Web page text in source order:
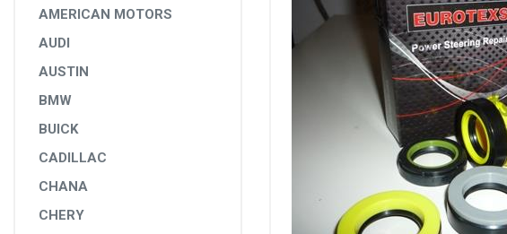
POMPA YEDEK PARÇALARI
DİĞER YEDEK PARÇALAR
EPS YEDEK PARÇALARI
RULMANLAR
KÖRÜK VE KELEPÇELER
AMERICAN MOTORS
AUDI
AUSTIN
BMW
BUICK
CADILLAC
CHANA
CHERY